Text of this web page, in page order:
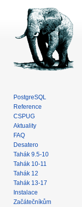
PostgreSQL
Reference
CSPUG
Aktuality
FAQ
Desatero
Tahák 9.5-10
Tahák 10-11
Tahák 12
Tahák 13-17
Instalace
Začátečníkům